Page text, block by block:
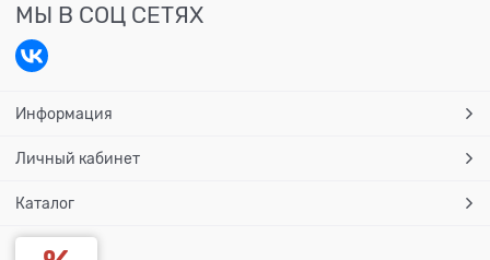
МЫ В СОЦ СЕТЯХ
Информация
Личный кабинет
Каталог